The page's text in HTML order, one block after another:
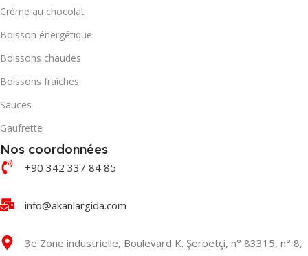
Crème au chocolat
Boisson énergétique
Boissons chaudes
Boissons fraîches
Sauces
Gaufrette
Nos coordonnées
+90 342 337 84 85
info@akanlargida.com
3e Zone industrielle, Boulevard K. Şerbetçi, n° 83315, n° 8,